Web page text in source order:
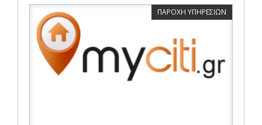
ΠΑΡΟΧΗ ΥΠΗΡΕΣΙΩΝ